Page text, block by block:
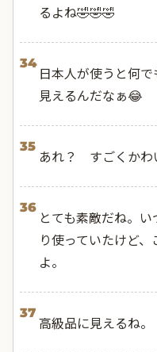
るよね🤣🤣🤣
34
日本人が使うと何
見えるんだなぁ😂
35
あれ？ すごくかわ
36
とても素敵だね。
り使っていたけど
よ。
37
高級品に見えるね。